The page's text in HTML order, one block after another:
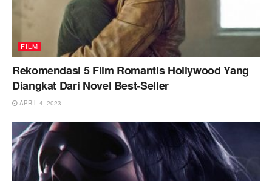
FILM
Rekomendasi 5 Film Romantis Hollywood Yang
Diangkat Dari Novel Best-Seller
APRIL 4, 2023